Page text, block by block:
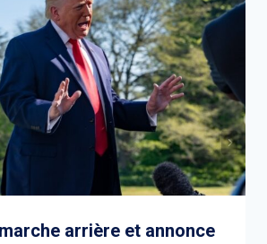
arrière et annonce